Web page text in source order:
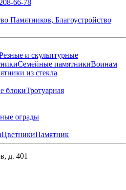
66-78
Памятников, Благоустройство
и скульптурные
Семейные памятникиВоинам
из стекла
блокиТротуарная
ограды
ЦветникиПамятник
д. 401